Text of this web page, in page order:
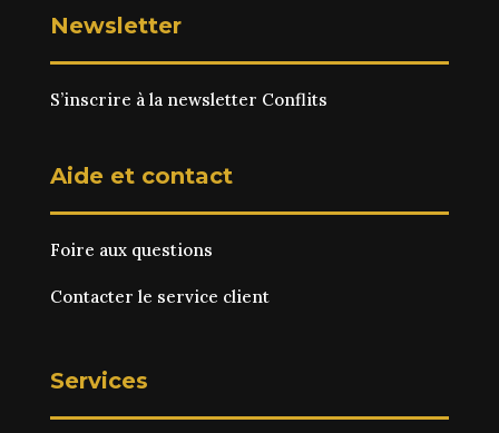
Newsletter
S’inscrire à la newsletter Conflits
Aide et contact
Foire aux questions
Contacter le service client
Services